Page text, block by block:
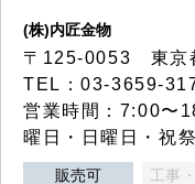
(株)内匠金物
〒125-0053 東京
TEL：03-3659-
営業時間：7:00〜
曜日・日曜日・祝祭
販売可 工事